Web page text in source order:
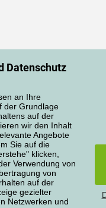
Datenschutz
an Ihre
der Grundlage
auf der
wir den Inhalt
Angebote
Sie auf die
klicken,
Verwendung von
von
auf der
gezielter
Netzwerken und
von Bewertungen